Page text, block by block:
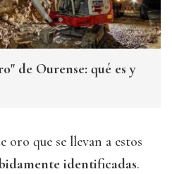
de Ourense: qué es y
oro que se llevan a estos
identificadas.